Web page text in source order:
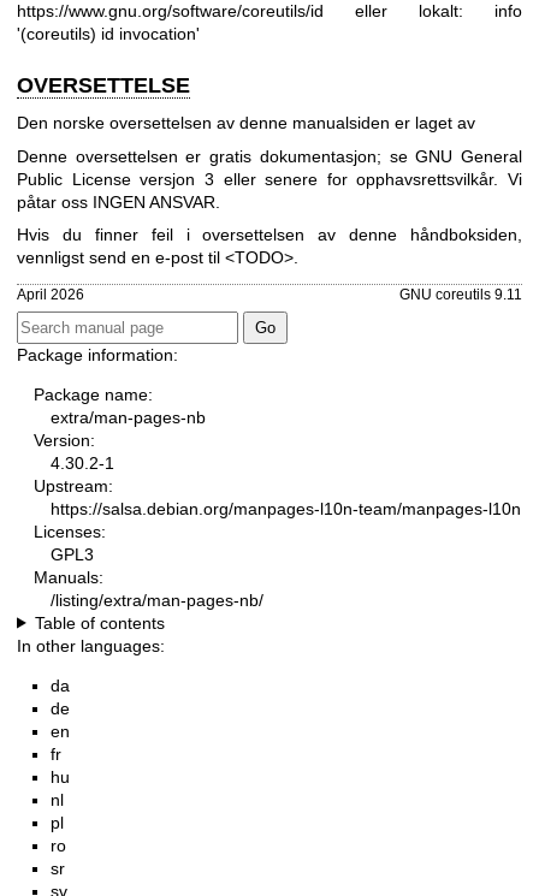
https://www.gnu.org/software/coreutils/id
eller lokalt: info
'(coreutils) id invocation'
OVERSETTELSE
Den norske oversettelsen av denne manualsiden er laget av
Denne oversettelsen er gratis dokumentasjon; seGNU General
Public License versjon 3 eller senere for opphavsrettsvilkår. Vi
påtar oss INGEN ANSVAR.
Hvis du finner feil i oversettelsen av denne håndboksiden,
vennligst send en e-post til <TODO>.
April 2026 GNU coreutils 9.11
Package information:
Package name:
extra/man-pages-nb
Version:
4.30.2-1
Upstream:
https://salsa.debian.org/manpages-l10n-team/manpages-l10n
Licenses:
GPL3
Manuals:
/listing/extra/man-pages-nb/
Table of contents
In other languages:
da
de
en
fr
hu
nl
pl
ro
sr
sv